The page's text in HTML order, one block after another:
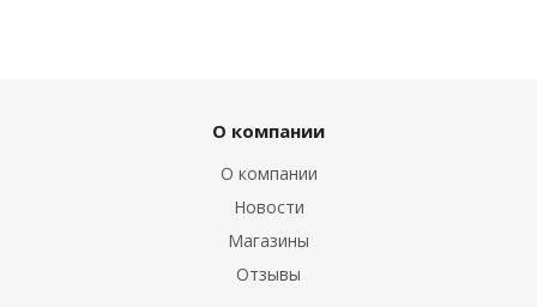
О компании
О компании
Новости
Магазины
Отзывы